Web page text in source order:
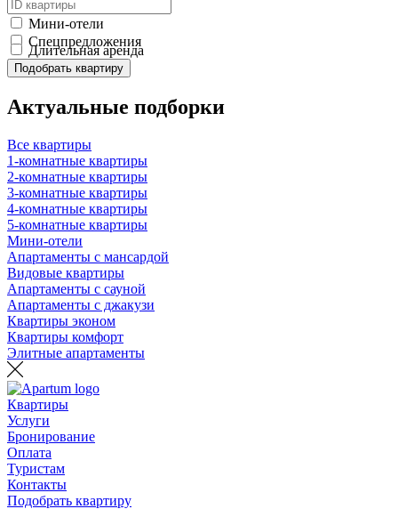
Мини-отели
Спецпредложения
Длительная аренда
Подобрать квартиру
Актуальные подборки
Все квартиры
1-комнатные квартиры
2-комнатные квартиры
3-комнатные квартиры
4-комнатные квартиры
5-комнатные квартиры
Мини-отели
Апартаменты с мансардой
Видовые квартиры
Апартаменты с сауной
Апартаменты с джакузи
Квартиры эконом
Квартиры комфорт
Элитные апартаменты
Квартиры
Услуги
Бронирование
Оплата
Туристам
Контакты
Подобрать квартиру